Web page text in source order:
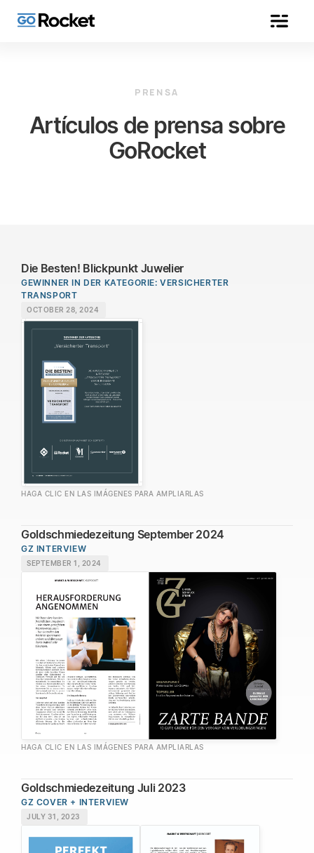
PRENSA
Artículos de prensa sobre
GoRocket
Die Besten! Blickpunkt Juwelier
GEWINNER IN DER KATEGORIE: VERSICHERTER
TRANSPORT
OCTOBER 28, 2024
HAGA CLIC EN LAS IMÁGENES PARA AMPLIARLAS
Goldschmiedezeitung September 2024
GZ INTERVIEW
SEPTEMBER 1, 2024
HAGA CLIC EN LAS IMÁGENES PARA AMPLIARLAS
Goldschmiedezeitung Juli 2023
GZ COVER + INTERVIEW
JULY 31, 2023